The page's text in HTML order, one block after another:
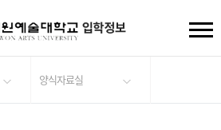
양식자료실